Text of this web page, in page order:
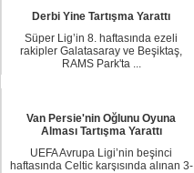
Derbi Yine Tartışma Yarattı
Süper Lig’in 8. haftasında ezeli
rakipler Galatasaray ve Beşiktaş,
RAMS Park'ta ...
Van Persie'nin Oğlunu Oyuna
Alması Tartışma Yarattı
UEFA Avrupa Ligi’nin beşinci
haftasında Celtic karşısında alınan 3-